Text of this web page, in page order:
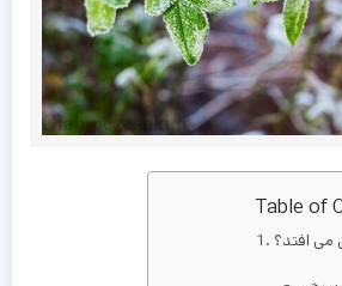
Table of
می افتد؟